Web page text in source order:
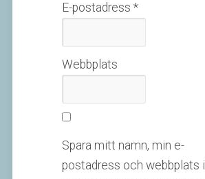
E-postadress *
Webbplats
Spara mitt namn, min e-
postadress och webbplats i